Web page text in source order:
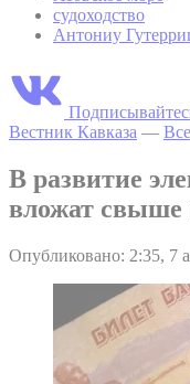
судоходство
Антониу
Вестник Кавказа —
В развитие
вложат свыше
Опубликовано: 2:35, 7